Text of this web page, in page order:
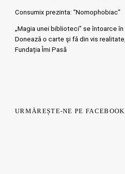
Consumix prezinta: “Nomophobiac”
„Magia unei biblioteci” se întoarce în
Doneazǎ o carte şi fǎ din vis
Fundația Îmi Pasă
URMĂREȘTE-NE PE FACEBOOK